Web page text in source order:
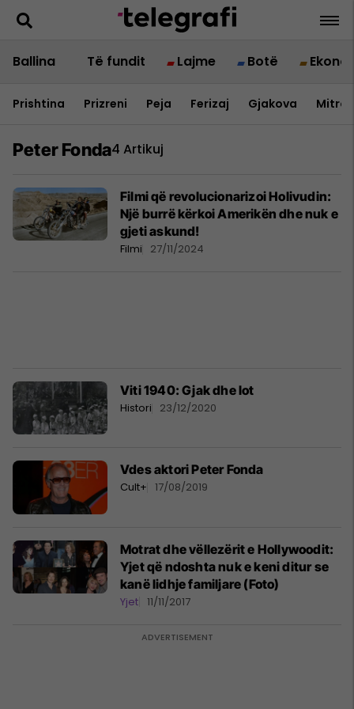
Ballina Të fundit Lajme Botë
Prishtina Prizreni Peja Ferizaj Gjakova
Peter Fonda4 Artikuj
Filmi që revolucionarizoi Holivudin:
Një burrë kërkoi Amerikën dhe nuk e
gjeti askund!
Filmi 27/11/2024
Viti 1940: Gjak dhe lot
Histori 23/12/2020
Vdes aktori Peter Fonda
Cult+ 17/08/2019
Motrat dhe vëllezërit e Hollywoodit:
Yjet që ndoshta nuk e keni ditur se
kanë lidhje familjare (Foto)
Yjet 11/11/2017